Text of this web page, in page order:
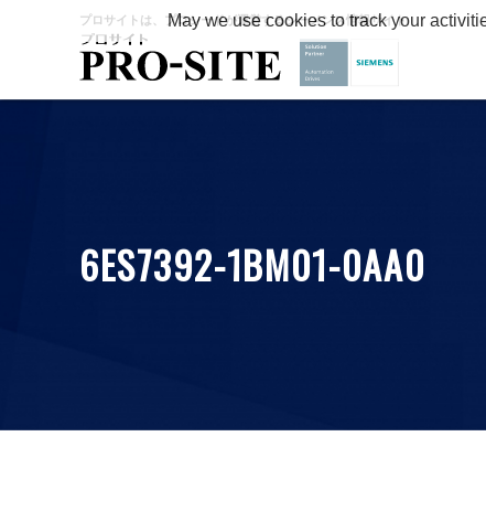
プロサイトは、プロシードが運営するシーメンス情報サイト
6ES7392-1BM01-0AA0
May we use cookies to track your